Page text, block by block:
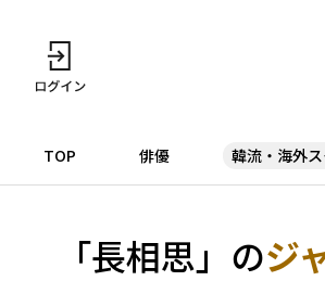
TOP 俳優 韓流・海外
「長相思」のジ